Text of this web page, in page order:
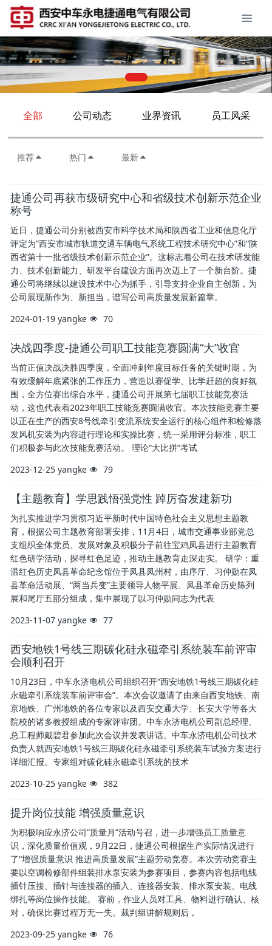
全部 公司动态 业界资讯 员工风采
推荐 热门 最新
捷通公司再获市级研究中心和省级技术创新示范企业
称号
近日，捷通公司分别被西安市科学技术局和陕西省工业和信息化厅
评定为“西安市城市轨道交通车辆电气系统工程技术研究中心”和“陕
西省第十一批省级技术创新示范企业”。这标志着公司在技术研发能
力、技术创新能力、研发平台建设方面再次迈上了一个新台阶。捷
通公司将继续以建设技术中心为抓手，引导支持企业自主创新，为
公司展现新作为、新担当，谱写公司高质量发展新篇章。
2024-01-19 yangke 70
决战四季度-捷通公司职工技能竞赛圆满“大”收官
当前正值决战决胜四季度，全面冲刺年度目标任务的关键时期，为
有效缓解年底紧张的工作压力，营造以赛促学、比学赶超的良好氛
围，全方位赛出综合水平，捷通公司开展第七届职工技能竞赛活
动，这也代表着2023年职工技能竞赛圆满收官。本次技能竞赛主要
以正在生产的西安8号线牵引变流系统安全运行的核心组件和检修蒸
发风机安装为内容进行理论和实操比赛，统一采用评分标准，职工
们积极参与此次技能竞赛活动。 理论“大比拼”考试
2023-12-25 yangke 79
【主题教育】学思践悟强党性 踔厉奋发建新功
为扎实推进学习贯彻习近平新时代中国特色社会主义思想主题教
育，根据公司主题教育部署安排，11月4日，城市交通事业部党总
支组织全体党员、发展对象及积极分子前往宝鸡凤县进行主题教育
红色研学活动，探寻红色足迹，推动主题教育走深走实。 研学：重
温红色历史凤县革命纪念馆位于凤县凤州村，由序厅、习仲勋在凤
县革命活动展、“两当兵变”主要领导人物平展、凤县革命历史陈列
展和尾厅五部分组成，集中展现了以习仲勋同志为代表
2023-11-07 yangke 77
西安地铁1号线三期碳化硅永磁牵引系统装车前评审
会顺利召开
10月23日，中车永济电机公司组织召开“西安地铁1号线三期碳化硅
永磁牵引系统装车前评审会”。本次会议邀请了由来自西安地铁、南
京地铁、广州地铁的各位专家以及西安交通大学、长安大学等各大
院校的诸多教授组成的专家评审团。中车永济电机公司副总经理、
总工程师戴碧君参加此次会议并发表讲话。中车永济电机公司技术
负责人就西安地铁1号线三期碳化硅永磁牵引系统装车试验方案进行
详细汇报。专家组对碳化硅永磁牵引系统的技术
2023-10-25 yangke 382
提升岗位技能 增强质量意识
为积极响应永济公司“质量月”活动号召，进一步增强员工质量意
识，深化质量价值观，9月22日，捷通公司根据生产实际情况进行
了“增强质量意识 推进高质量发展”主题劳动竞赛。本次劳动竞赛主
要以空调检修部件组装排水泵安装为参赛项目，参赛内容包括电线
插针压接、插针与连接器的插入、连接器安装、排水泵安装、电线
绑扎等岗位操作技能。 赛前，作业人员对工具、物料进行确认、核
对，确保比赛过程万无一失。裁判组讲解规则后，
2023-09-25 yangke 76